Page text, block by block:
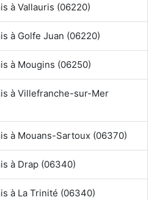
à Vallauris (06220)
à Golfe Juan (06220)
à Mougins (06250)
à Villefranche-sur-Mer
à Mouans-Sartoux (06370)
à Drap (06340)
à La Trinité (06340)